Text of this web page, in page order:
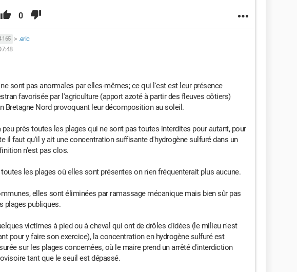
0
165 > .eric
sont pas anormales par elles-mêmes; ce qui l'est est leur présence
favorisée par l'agriculture (apport azoté à partir des fleuves côtiers)
Bretagne Nord provoquant leur décomposition au soleil.
peu près toutes les plages qui ne sont pas toutes interdites pour autant, pour
il faut qu'il y ait une concentration suffisante d'hydrogène sulfuré dans un
n'est pas clos.
les plages où elles sont présentes on n'en fréquenterait plus aucune.
elles sont éliminées par ramassage mécanique mais bien sûr pas
plages publiques.
victimes à pied ou à cheval qui ont de drôles d'idées (le milieu n'est
pour y faire son exercice), la concentration en hydrogène sulfuré est
sur les plages concernées, où le maire prend un arrêté d'interdiction
tant que le seuil est dépassé.